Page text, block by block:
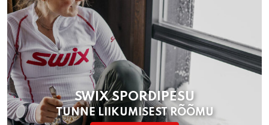
SWIX SPORDIPESU
TUNNE LIIKUMISEST RÕÕMU